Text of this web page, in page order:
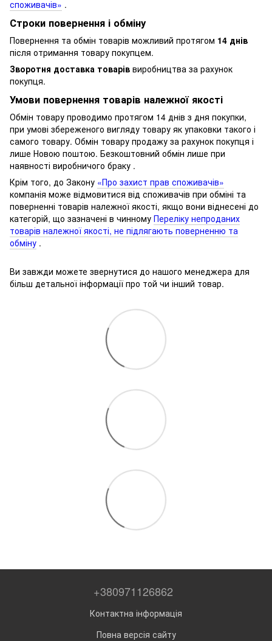
споживачів» .
Строки повернення і обміну
Повернення та обмін товарів можливий протягом 14 днів
після отримання товару покупцем.
Зворотня доставка товарів виробництва за рахунок
покупця.
Умови повернення товарів належної якості
Обмін товару проводимо протягом 14 днів з дня покупки,
при умові збереженого вигляду товару як упаковки такого і
самого товару. Обмін товару продажу за рахунок покупця і
лише Новою поштою. Безкоштовний обмін лише при
наявності виробничого браку .
Крім того, до Закону «Про захист прав споживачів»
компанія може відмовитися від споживачів при обміні та
поверненні товарів належної якості, якщо вони віднесені до
категорій, що зазначені в чинному Переліку непроданих
товарів належної якості, не підлягають поверненню та
обміну .
Ви завжди можете звернутися до нашого менеджера для
більш детальної інформації про той чи інший товар.
+380971126862
Контактна інформація
Повна версія сайту